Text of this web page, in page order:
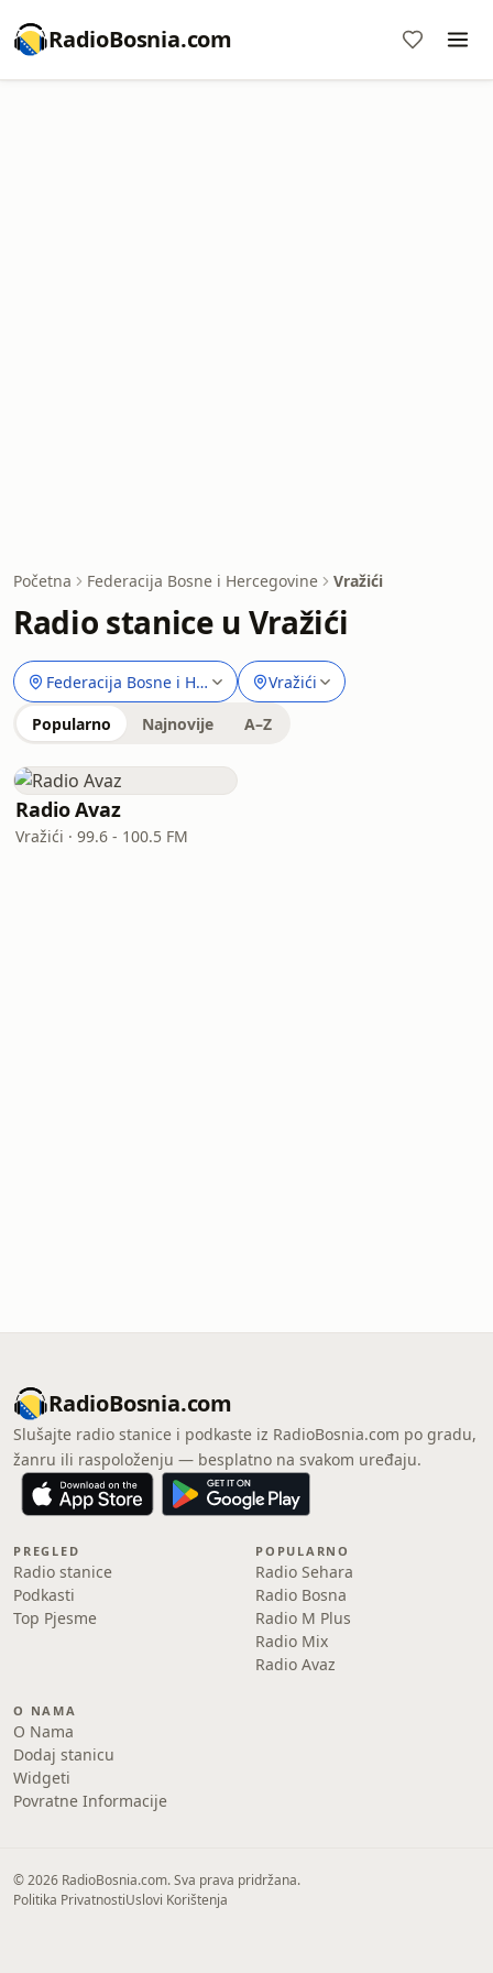
RadioBosnia.com
Početna Federacija Bosne i Hercegovine Vražići
Radio stanice u Vražići
Federacija Bosne i HercegovineVražići
Popularno Najnovije A–Z
Radio Avaz
Vražići · 99.6 - 100.5 FM
RadioBosnia.com
Slušajte radio stanice i podkaste iz RadioBosnia.com po gradu,
žanru ili raspoloženju — besplatno na svakom uređaju.
PREGLED
Radio stanice
Podkasti
Top Pjesme
POPULARNO
Radio Sehara
Radio Bosna
Radio M Plus
Radio Mix
Radio Avaz
O NAMA
O Nama
Dodaj stanicu
Widgeti
Povratne Informacije
© 2026 RadioBosnia.com. Sva prava pridržana.
Politika PrivatnostiUslovi Korištenja